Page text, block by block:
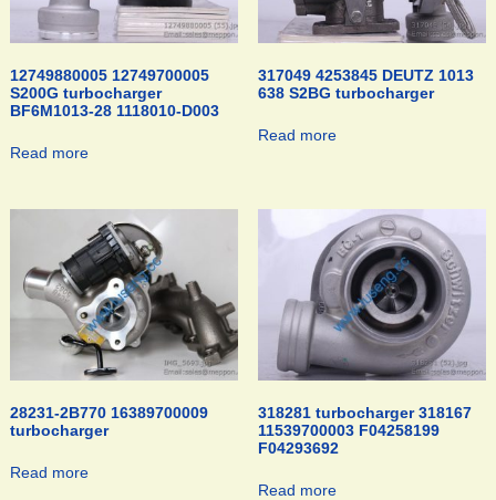
12749880005 12749700005
S200G turbocharger
BF6M1013-28 1118010-D003
Read more
317049 4253845 DEUTZ 1013
638 S2BG turbocharger
Read more
28231-2B770 16389700009
turbocharger
Read more
318281 turbocharger 318167
11539700003 F04258199
F04293692
Read more